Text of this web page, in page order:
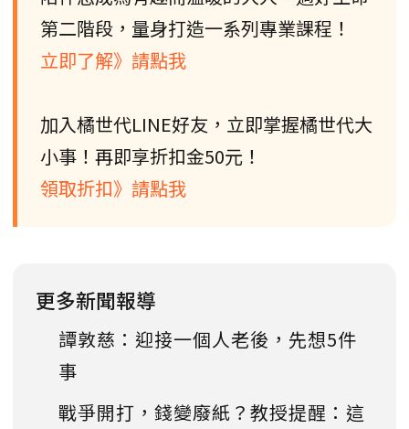
第二階段，量身打造一系列專業課程！
立即了解》請點我
加入橘世代LINE好友，立即掌握橘世代大
小事！再即享折扣金50元！
領取折扣》請點我
更多新聞報導
譚敦慈：迎接一個人老後，先想5件
事
戰爭開打，錢變廢紙？教授提醒：這